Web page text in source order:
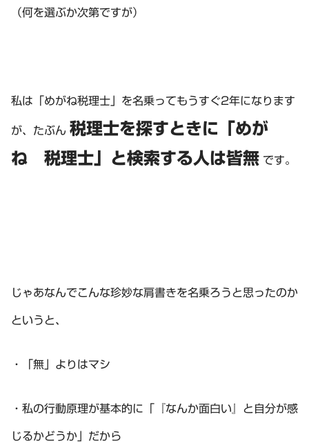
（何を選ぶか次第ですが）
私は「めがね税理士」を名乗ってもうすぐ2年になります
が、たぶん 税理士を探すときに「めが
ね 税理士」と検索する人は皆無 です。
じゃあなんでこんな珍妙な肩書きを名乗ろうと思ったのか
というと、
・「無」よりはマシ
・私の行動原理が基本的に「『なんか面白い』と自分が感
じるかどうか」だから